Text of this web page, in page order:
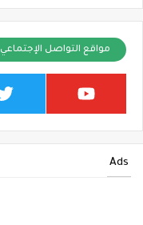
مواقع التواصل الإجتماعي
Ads